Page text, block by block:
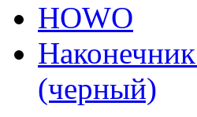
HOWO
(черный)